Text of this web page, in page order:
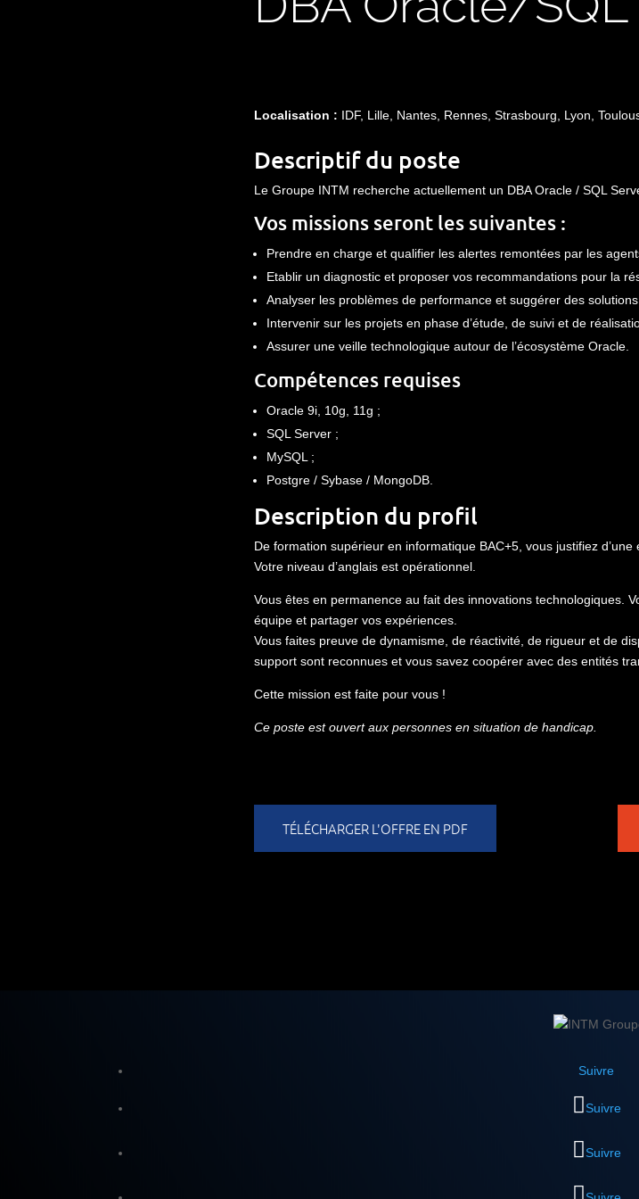
Localisation : IDF, Lille, Nantes, Rennes, Strasbourg, Lyon,
Descriptif du poste
Le Groupe INTM recherche actuellement un DBA Oracle / SQL
Vos missions seront les suivantes :
Prendre en charge et qualifier les alertes remontées par les
Etablir un diagnostic et proposer vos recommandations pour la
Analyser les problèmes de performance et suggérer des
Intervenir sur les projets en phase d’étude, de suivi et de
Assurer une veille technologique autour de l’écosystème Oracle.
Compétences requises
Oracle 9i, 10g, 11g ;
SQL Server ;
MySQL ;
Postgre / Sybase / MongoDB.
Description du profil
De formation supérieur en informatique BAC+5, vous justifiez
Votre niveau d’anglais est opérationnel.
Vous êtes en permanence au fait des innovations technologiques.
équipe et partager vos expériences.
Vous faites preuve de dynamisme, de réactivité, de rigueur et de
support sont reconnues et vous savez coopérer avec des entités
Cette mission est faite pour vous !
Ce poste est ouvert aux personnes en situation de handicap.
TÉLÉCHARGER L'OFFRE EN PDF
Suivre
Suivre
Suivre